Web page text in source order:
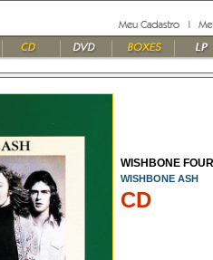
WISHBONE
WISHBONE ASH
CD